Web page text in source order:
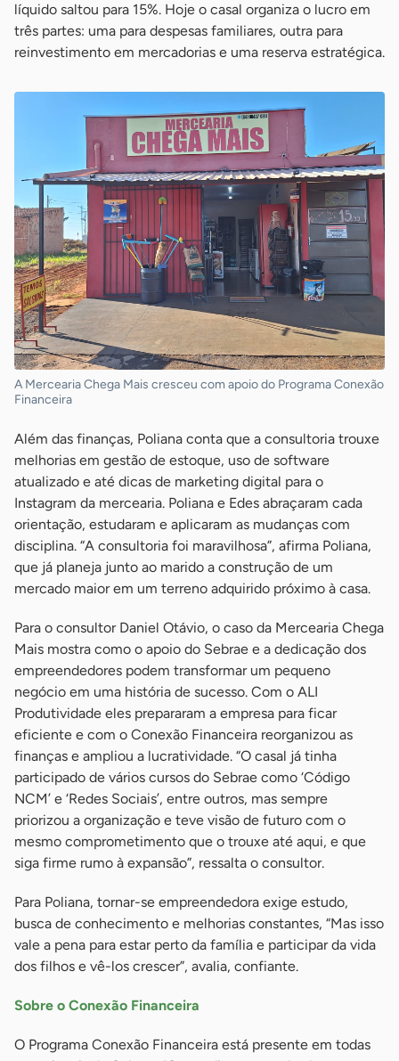
líquido saltou para 15%. Hoje o casal organiza o lucro em
três partes: uma para despesas familiares, outra para
reinvestimento em mercadorias e uma reserva estratégica.
A Mercearia Chega Mais cresceu com apoio do Programa Conexão
Financeira
Além das finanças, Poliana conta que a consultoria trouxe
melhorias em gestão de estoque, uso de software
atualizado e até dicas de marketing digital para o
Instagram da mercearia. Poliana e Edes abraçaram cada
orientação, estudaram e aplicaram as mudanças com
disciplina. “A consultoria foi maravilhosa”, afirma Poliana,
que já planeja junto ao marido a construção de um
mercado maior em um terreno adquirido próximo à casa.
Para o consultor Daniel Otávio, o caso da Mercearia Chega
Mais mostra como o apoio do Sebrae e a dedicação dos
empreendedores podem transformar um pequeno
negócio em uma história de sucesso. Com o ALI
Produtividade eles prepararam a empresa para ficar
eficiente e com o Conexão Financeira reorganizou as
finanças e ampliou a lucratividade. “O casal já tinha
participado de vários cursos do Sebrae como ‘Código
NCM’ e ‘Redes Sociais’, entre outros, mas sempre
priorizou a organização e teve visão de futuro com o
mesmo comprometimento que o trouxe até aqui, e que
siga firme rumo à expansão”, ressalta o consultor.
Para Poliana, tornar-se empreendedora exige estudo,
busca de conhecimento e melhorias constantes, “Mas isso
vale a pena para estar perto da família e participar da vida
dos filhos e vê-los crescer”, avalia, confiante.
Sobre o Conexão Financeira
O Programa Conexão Financeira está presente em todas